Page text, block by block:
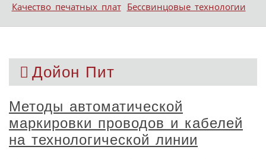
Качество печатных плат Бессвинцовые технологии
Дойон Пит
Методы автоматической
маркировки проводов и кабелей
на технологической линии